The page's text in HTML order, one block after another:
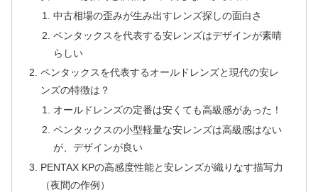
中古相場の歪みが生み出すレンズ探しの面白さ
ペンタックスを代表する安レンズはデザインが素晴
らしい
ペンタックスを代表するオールドレンズと現代の安レ
ンズの特徴は？
オールドレンズの定番は安くても高級感があった！
ペンタックスの小型軽量な安レンズは高級感はない
が、デザインが良い
PENTAX KPの高感度性能と安レンズが織りなす描写力
（夜間の作例）